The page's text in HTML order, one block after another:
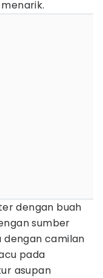
dengan buah
sumber
dengan camilan
pada
asupan